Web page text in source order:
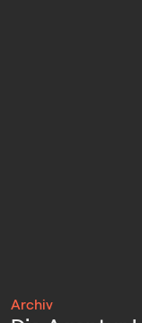
Archiv